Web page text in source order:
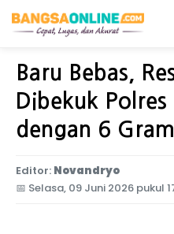
Home Jawa Timur
Baru Bebas,
Dibekuk
dengan 6
Editor: Novandryo
📅 Selasa, 09 Juni 2026 pukul